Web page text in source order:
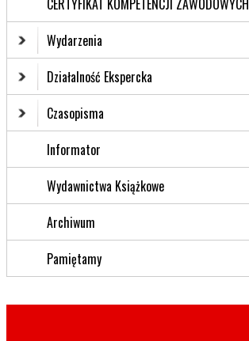
Wydarzenia
Działalność Ekspercka
Czasopisma
Informator
Wydawnictwa Książkowe
Archiwum
Pamiętamy